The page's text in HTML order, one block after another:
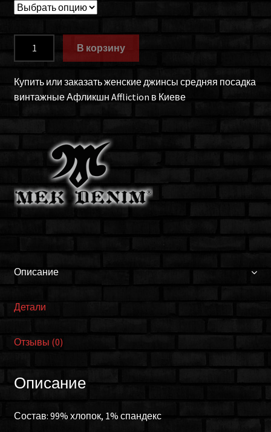
женские
Mek
Denim
RINSE
В корзину
Купить или заказать женские джинсы средняя посадка
винтажные Афликшн Affliction в Киеве
Описание
Детали
Отзывы (0)
Описание
Состав: 99% хлопок, 1% спандекс